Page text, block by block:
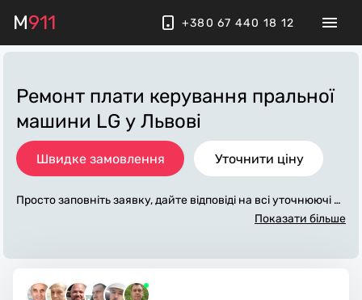
M911 +380 67 440 18 12
Ремонт плати керування пральної
машини LG у Львові
Швидке замовлення Уточнити ціну
Просто заповніть заявку, дайте відповіді на всі уточнюючі за
питання по «ремонт плати керування пральної машини lg».
потрібні матеріали. Виконавці стежать за чистотою та приб
Показати більше